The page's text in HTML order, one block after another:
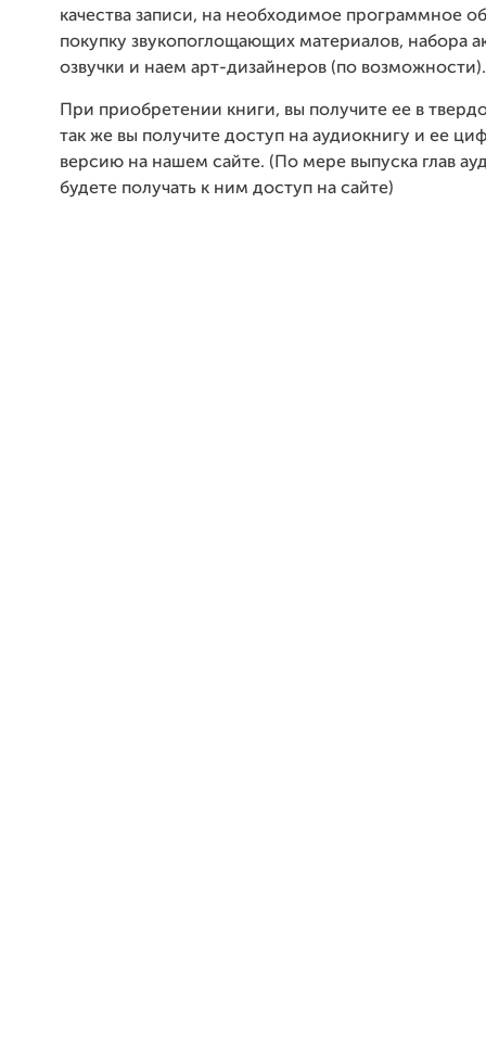
качества записи, на необходимое программное
покупку звукопоглощающих материалов, набора
озвучки и наем арт-дизайнеров (по возможности).
При приобретении книги, вы получите ее в
так же вы получите доступ на аудиокнигу и ее
версию на нашем сайте. (По мере выпуска глав
будете получать к ним доступ на сайте)